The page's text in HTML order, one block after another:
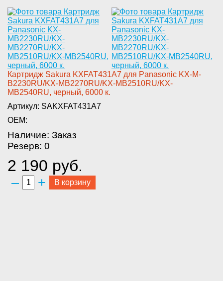
Картридж Sakura­ KXFAT431A7 для Panasonic KX-M­
B2230RU/KX-MB2270RU/KX-MB2510R­U/KX-
MB2540RU, черный, 6000 к.­
Артикул: SAKXFAT431A7
OEM:
Наличие: Заказ
Резерв: 0
2 190 руб.
– + В корзину